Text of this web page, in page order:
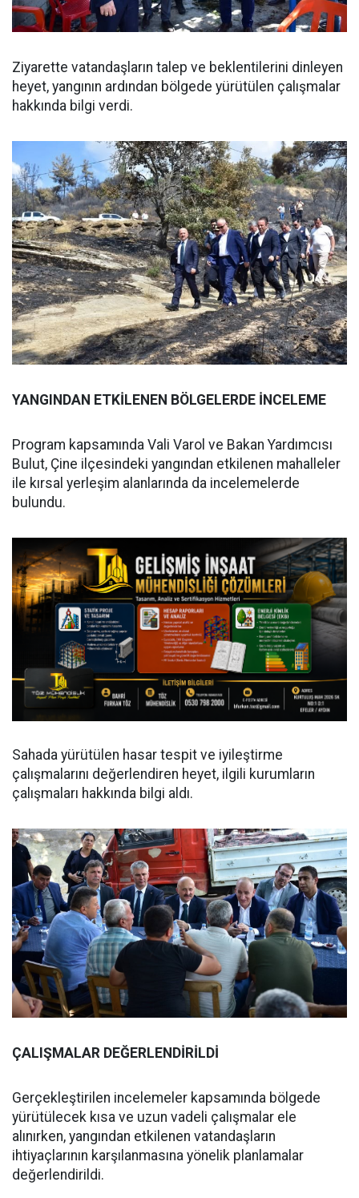
Ziyarette vatandaşların talep ve beklentilerini dinleyen
heyet, yangının ardından bölgede yürütülen çalışmalar
hakkında bilgi verdi.
YANGINDAN ETKİLENEN BÖLGELERDE İNCELEME
Program kapsamında Vali Varol ve Bakan Yardımcısı
Bulut, Çine ilçesindeki yangından etkilenen mahalleler
ile kırsal yerleşim alanlarında da incelemelerde
bulundu.
Sahada yürütülen hasar tespit ve iyileştirme
çalışmalarını değerlendiren heyet, ilgili kurumların
çalışmaları hakkında bilgi aldı.
ÇALIŞMALAR DEĞERLENDİRİLDİ
Gerçekleştirilen incelemeler kapsamında bölgede
yürütülecek kısa ve uzun vadeli çalışmalar ele
alınırken, yangından etkilenen vatandaşların
ihtiyaçlarının karşılanmasına yönelik planlamalar
değerlendirildi.